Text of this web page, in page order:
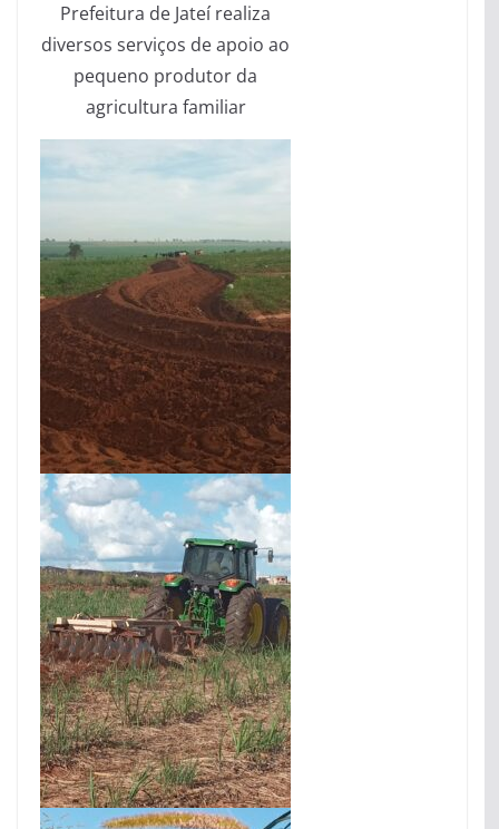
Prefeitura de Jateí realiza
diversos serviços de apoio ao
pequeno produtor da
agricultura familiar